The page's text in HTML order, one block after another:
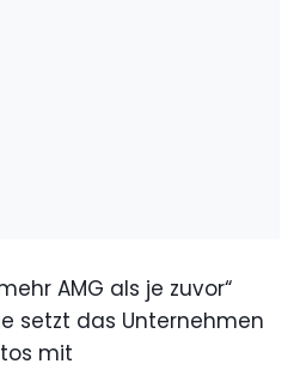
AMG als je zuvor“
setzt das Unternehmen
mit